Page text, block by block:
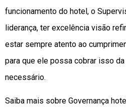
funcionamento do hotel, o
liderança, ter excelência visão
estar sempre atento ao
para que ele possa cobrar isso
necessário.
Saiba mais sobre Governança